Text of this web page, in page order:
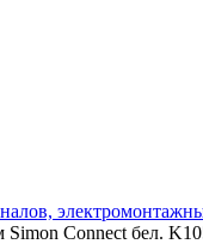
Connect бел.